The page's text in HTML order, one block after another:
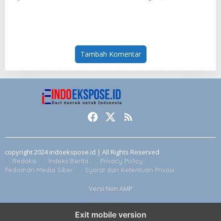
Tambah Komentar
copyright 2024 indoekspose.id | All Rights Reserved
Redaksi Indeks Berita
Privacy Policy
Pedoman Media Siber
Syarat dan Ketentuan Privasi
Versi Non AMP
Exit mobile version